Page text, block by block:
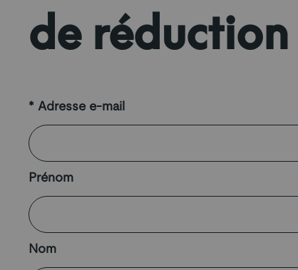
de réduction
* Adresse e-mail
Prénom
Nom